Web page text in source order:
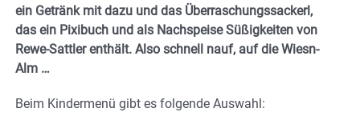
ein Getränk mit dazu und das Überraschungssackerl,
das ein Pixibuch und als Nachspeise Süßigkeiten von
Rewe-Sattler enthält. Also schnell nauf, auf die Wiesn-
Alm …
Beim Kindermenü gibt es folgende Auswahl: